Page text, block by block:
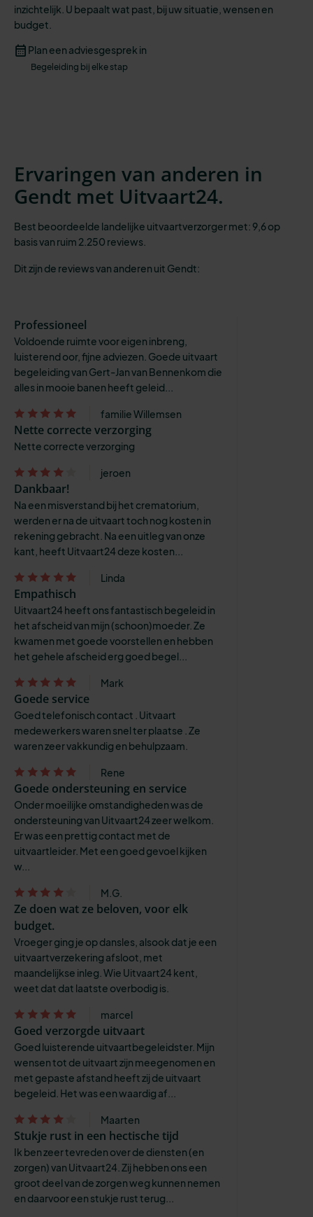
inzichtelijk U bepaalt wat past, bij uw situatie , wensen en
budget.
Plan een adviesgesprek in
Begeleiding bij elke stap
Ervaringen van anderen in
Gendt met Uitvaart24.
Best beoordeelde landelijke uitvaartverzorger met: 9,6 op
basis van ruim 2.250 reviews.
Dit zijn de reviews van anderen uit Gendt:
Professioneel
Voldoende ruimte voor eigen inbreng,
luisterend oor, fijne adviezen. Goede uitvaart
begeleiding van Gert-Jan van Bennenkom die
alles in mooie banen heeft geleid...
familie Willemsen
Nette correcte verzorging
Nette correcte verzorging
jeroen
Dankbaar!
Na een misverstand bij het crematorium,
werden er na de uitvaart toch nog kosten in
rekening gebracht. Na een uitleg van onze
kant, heeft Uitvaart24 deze kosten...
Linda
Empathisch
Uitvaart24 heeft ons fantastisch begeleid in
het afscheid van mijn (schoon)moeder. Ze
kwamen met goede voorstellen en hebben
het gehele afscheid erg goed begel...
Mark
Goede service
Goed telefonisch contact . Uitvaart
medewerkers waren snel ter plaatse . Ze
waren zeer vakkundig en behulpzaam.
Rene
Goede ondersteuning en service
Onder moeilijke omstandigheden was de
ondersteuning van Uitvaart24 zeer welkom.
Er was een prettig contact met de
uitvaartleider. Met een goed gevoel kijken
w...
M.G.
Ze doen wat ze beloven, voor elk
budget.
Vroeger ging je op dansles, alsook dat je een
uitvaartverzekering afsloot, met
maandelijkse inleg. Wie Uitvaart24 kent,
weet dat dat laatste overbodig is.
marcel
Goed verzorgde uitvaart
Goed luisterende uitvaartbegeleidster. Mijn
wensen tot de uitvaart zijn meegenomen en
met gepaste afstand heeft zij de uitvaart
begeleid. Het was een waardig af...
Maarten
Stukje rust in een hectische tijd
Ik ben zeer tevreden over de diensten (en
zorgen) van Uitvaart24. Zij hebben ons een
groot deel van de zorgen weg kunnen nemen
en daarvoor een stukje rust terug...